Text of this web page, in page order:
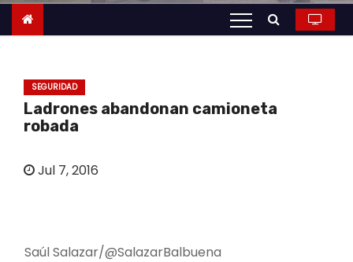
t
SEGURIDAD
Ladrones abandonan camioneta
robada
Jul 7, 2016
Saúl Salazar/@SalazarBalbuena